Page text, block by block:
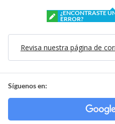
¿ENCONTRASTE
ERROR?
Revisa nuestra página de
Síguenos en: